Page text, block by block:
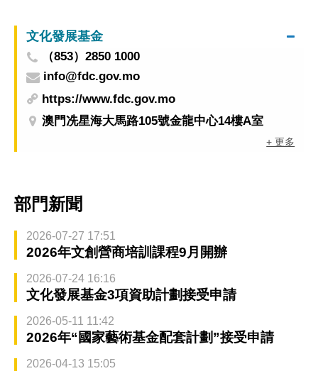
文化發展基金
（853）2850 1000
info@fdc.gov.mo
https://www.fdc.gov.mo
澳門冼星海大馬路105號金龍中心14樓A室
+ 更多
部門新聞
2026-07-27 17:51
2026年文創營商培訓課程9月開辦
2026-07-24 16:16
文化發展基金3項資助計劃接受申請
2026-05-11 11:42
2026年“國家藝術基金配套計劃”接受申請
2026-04-13 15:05